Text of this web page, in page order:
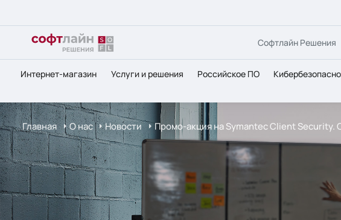
Софтлайн Решения
Интернет-магазин Услуги и решения Российское ПО
Главная О нас Новости Промо-акция на Symantec Client Security.